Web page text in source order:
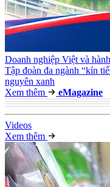
Doanh nghiệp Việt và
Tập đoàn đa ngành “kín
nguyên xanh
Xem thêm
eMagazine
Videos
Xem thêm